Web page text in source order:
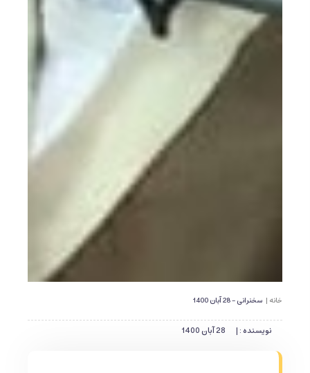
خانه | سخنرانی - 28 آبان 1400
نویسنده : | 28 آبان 1400